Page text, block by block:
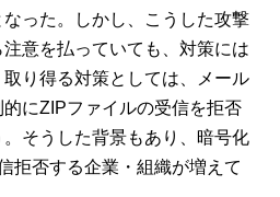
った。しかし、こうした攻撃
意を払っていても、対策には
り得る対策としては、メール
にZIPファイルの受信を拒否
そうした背景もあり、暗号化
拒否する企業・組織が増えて